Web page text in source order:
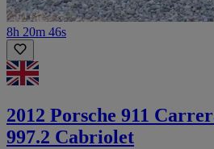
8h 20m 46s
2012 Porsche 911
997.2 Cabriolet